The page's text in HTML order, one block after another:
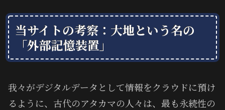
当サイトの考察：大地という名の
「外部記憶装置」
我々がデジタルデータとして情報をクラウドに預け
るように、古代のアタカマの人々は、最も永続性の